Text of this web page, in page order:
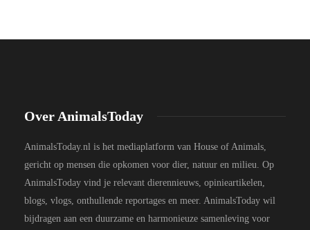
Over AnimalsToday
AnimalsToday.nl is het mediaplatform van House of Animals,
gericht op mensen die opkomen voor dier, natuur en milieu. Op
AnimalsToday vind je relevant dierennieuws, opinieartikelen,
blogs, vlogs, onthullende reportages en meer. AnimalsToday wil
bijdragen aan een duurzame en harmonieuze samenleving voor